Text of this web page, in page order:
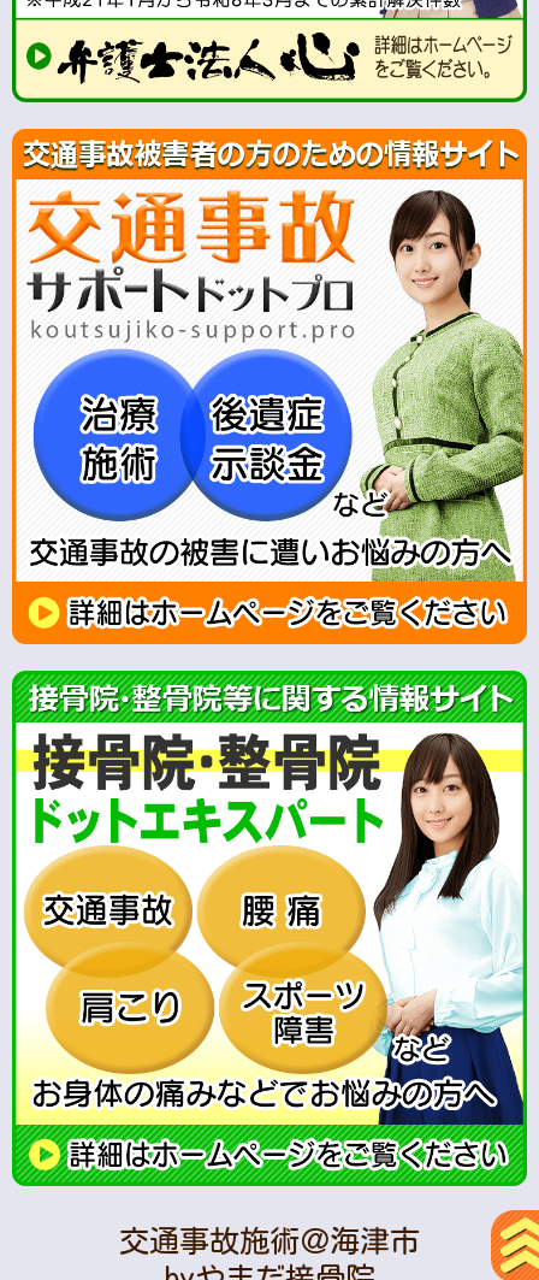
交通事故施術＠海津市